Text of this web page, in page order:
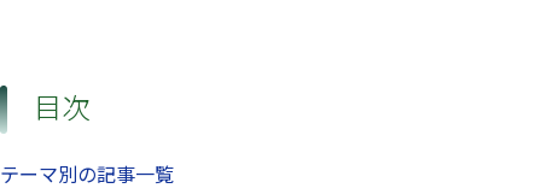
目次
テーマ別の記事一覧